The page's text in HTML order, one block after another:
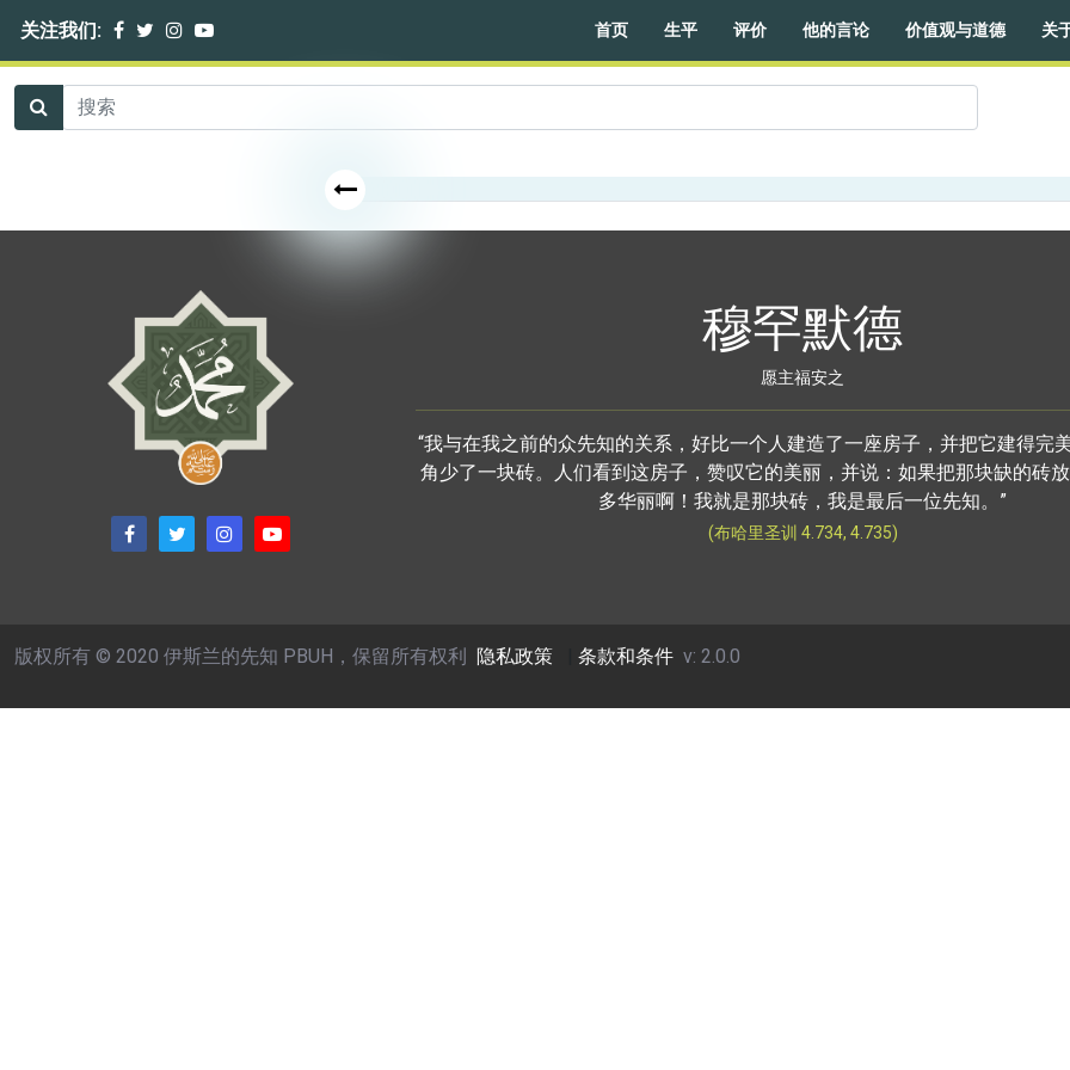
关注我们: 首页 生平 评价 他的言论 价值观与道德 关
穆罕默德
愿主福安之
“我与在我之前的众先知的关系，好比一个人建造了一座房子，并把它建得完
角少了一块砖。人们看到这房子，赞叹它的美丽，并说：如果把那块缺的砖
多华丽啊！我就是那块砖，我是最后一位先知。”
(布哈里圣训 4.734, 4.735)
版权所有 © 2020 伊斯兰的先知 PBUH，保留所有权利 隐私政策 条款和条件 v: 2.0.0